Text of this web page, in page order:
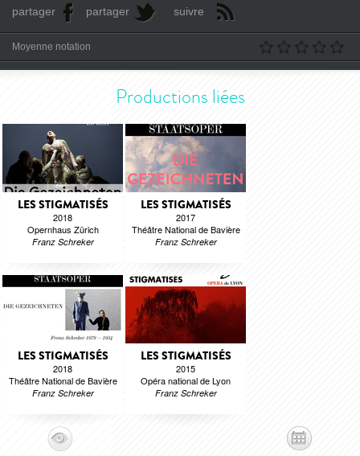
partager partager suivre
Moyenne notation
Productions liées
LES STIGMATISÉS
2018
Opernhaus Zürich
Franz Schreker
LES STIGMATISÉS
2017
Théâtre National de Bavière
Franz Schreker
LES STIGMATISÉS
2018
Théâtre National de Bavière
Franz Schreker
LES STIGMATISÉS
2015
Opéra national de Lyon
Franz Schreker